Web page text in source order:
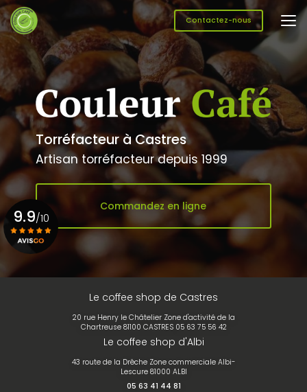
Aller
au
contenu
principal
Contactez-nous
Torréfacteur à Castres
Artisan torréfacteur depuis 1999
Commandez en ligne
Le coffee shop de Castres
20 rue Henry le Châtelier Zone d'activité de la
Chartreuse 81100 CASTRES 05 63 75 56 42
Le coffee shop d'Albi
43 route de la Drêche Zone commerciale Albi-
Lescure 81000 ALBI
05 63 41 44 81
9.9/10